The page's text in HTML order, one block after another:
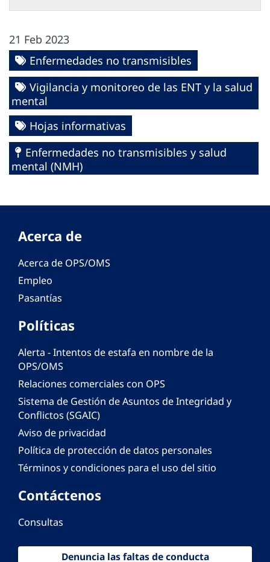
21 Feb 2023
Enfermedades no transmisibles
Vigilancia y monitoreo de las ENT y la salud
mental
Hojas informativas
Enfermedades no transmisibles y salud
mental (NMH)
Acerca de
Acerca de OPS/OMS
Empleo
Pasantías
Políticas
Alerta - Intentos de estafa en nombre de la
OPS/OMS
Relaciones comerciales con OPS
Sistema de Gestión de Asuntos de Integridad y
Conflictos (SGAIC)
Aviso de privacidad
Política de protección de datos personales
Términos y condiciones para el uso del sitio
Contáctenos
Consultas
Denuncia las faltas de conducta